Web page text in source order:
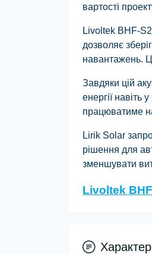
вартості
Livoltek BHF-
дозволяє
навантажень.
Завдяки цій
енергії
працюватиме
Lirik Solar
рішення для
зменшувати
Livoltek